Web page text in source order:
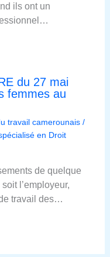
ils ont un
du 27 mai
femmes au
travail camerounais/
en Droit
de quelque
l’employeur,
travail des…